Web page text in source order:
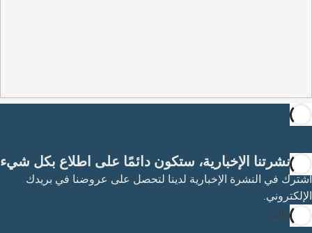
مع نشرتنا الإخبارية، ستكون دائمًا على اطلاع بكل شيء
اشترك في النشرة الإخبارية لدينا لتحصل على عروضنا في بريدك
الإلكتروني.
الاشتراك